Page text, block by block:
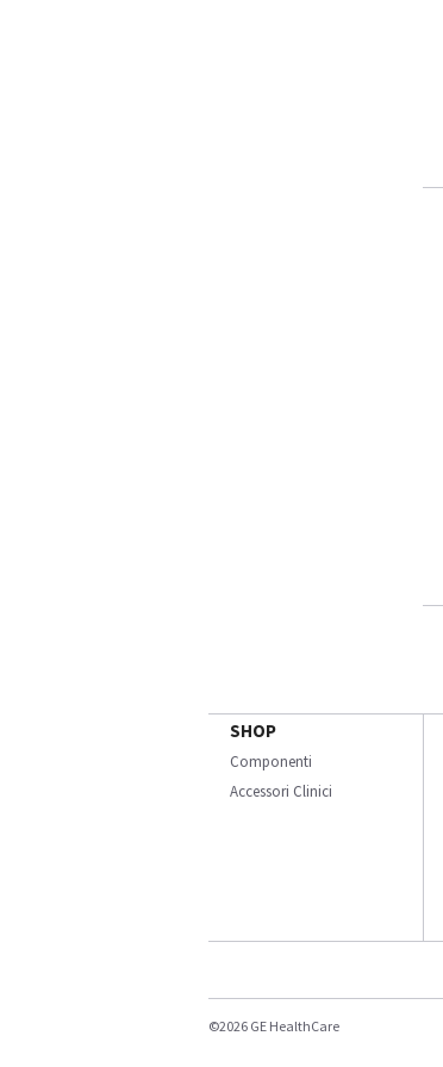
SHOP
Componenti
Accessori Clinici
©2026 GE HealthCare